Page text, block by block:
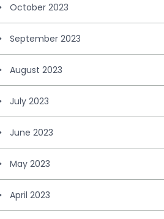
October 2023
September 2023
August 2023
July 2023
June 2023
May 2023
April 2023